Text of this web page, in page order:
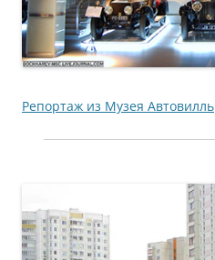
Репортаж из Музея Автовилль